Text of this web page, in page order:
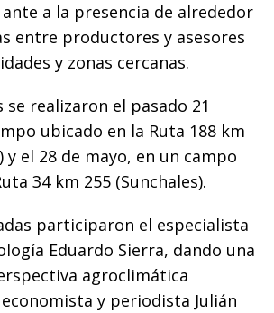
a la presencia de alrededor
entre productores y asesores
y zonas cercanas.
se realizaron el pasado 21
ubicado en la Ruta 188 km
y el 28 de mayo, en un campo
34 km 255 (Sunchales).
participaron el especialista
Eduardo Sierra, dando una
agroclimática
economista y periodista Julián